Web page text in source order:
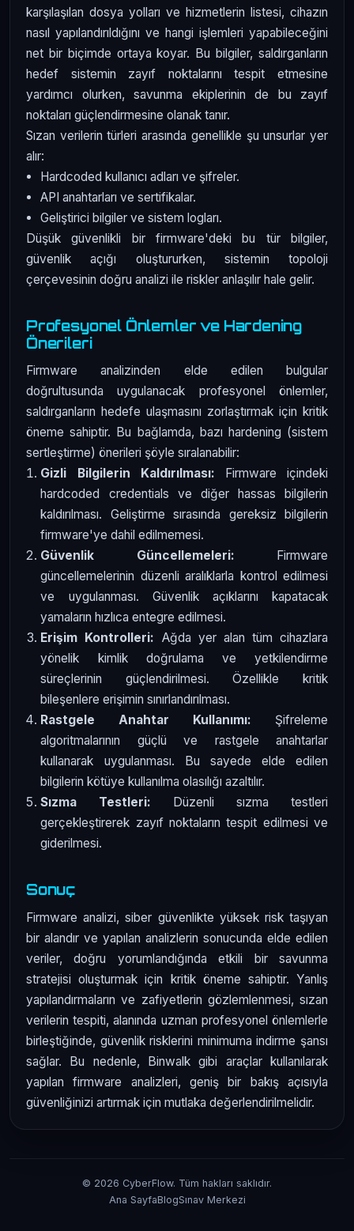
karşılaşılan dosya yolları ve hizmetlerin listesi, cihazın
nasıl yapılandırıldığını ve hangi işlemleri yapabileceğini
net bir biçimde ortaya koyar. Bu bilgiler, saldırganların
hedef sistemin zayıf noktalarını tespit etmesine
yardımcı olurken, savunma ekiplerinin de bu zayıf
noktaları güçlendirmesine olanak tanır.
Sızan verilerin türleri arasında genellikle şu unsurlar yer
alır:
Hardcoded kullanıcı adları ve şifreler.
API anahtarları ve sertifikalar.
Geliştirici bilgiler ve sistem logları.
Düşük güvenlikli bir firmware'deki bu tür bilgiler,
güvenlik açığı oluştururken, sistemin topoloji
çerçevesinin doğru analizi ile riskler anlaşılır hale gelir.
Profesyonel Önlemler ve Hardening
Önerileri
Firmware analizinden elde edilen bulgular
doğrultusunda uygulanacak profesyonel önlemler,
saldırganların hedefe ulaşmasını zorlaştırmak için kritik
öneme sahiptir. Bu bağlamda, bazı hardening (sistem
sertleştirme) önerileri şöyle sıralanabilir:
Gizli Bilgilerin Kaldırılması: Firmware içindeki
hardcoded credentials ve diğer hassas bilgilerin
kaldırılması. Geliştirme sırasında gereksiz bilgilerin
firmware'ye dahil edilmemesi.
Güvenlik Güncellemeleri: Firmware
güncellemelerinin düzenli aralıklarla kontrol edilmesi
ve uygulanması. Güvenlik açıklarını kapatacak
yamaların hızlıca entegre edilmesi.
Erişim Kontrolleri: Ağda yer alan tüm cihazlara
yönelik kimlik doğrulama ve yetkilendirme
süreçlerinin güçlendirilmesi. Özellikle kritik
bileşenlere erişimin sınırlandırılması.
Rastgele Anahtar Kullanımı: Şifreleme
algoritmalarının güçlü ve rastgele anahtarlar
kullanarak uygulanması. Bu sayede elde edilen
bilgilerin kötüye kullanılma olasılığı azaltılır.
Sızma Testleri: Düzenli sızma testleri
gerçekleştirerek zayıf noktaların tespit edilmesi ve
giderilmesi.
Sonuç
Firmware analizi, siber güvenlikte yüksek risk taşıyan
bir alandır ve yapılan analizlerin sonucunda elde edilen
veriler, doğru yorumlandığında etkili bir savunma
stratejisi oluşturmak için kritik öneme sahiptir. Yanlış
yapılandırmaların ve zafiyetlerin gözlemlenmesi, sızan
verilerin tespiti, alanında uzman profesyonel önlemlerle
birleştiğinde, güvenlik risklerini minimuma indirme şansı
sağlar. Bu nedenle, Binwalk gibi araçlar kullanılarak
yapılan firmware analizleri, geniş bir bakış açısıyla
güvenliğinizi artırmak için mutlaka değerlendirilmelidir.
© 2026 CyberFlow. Tüm hakları saklıdır.
Ana SayfaBlogSınav Merkezi